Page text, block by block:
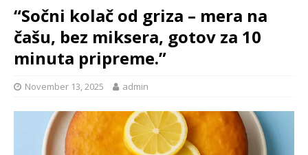
“Sočni kolač od griza – mera na
čašu, bez miksera, gotov za 10
minuta pripreme.”
November 13, 2025 admin